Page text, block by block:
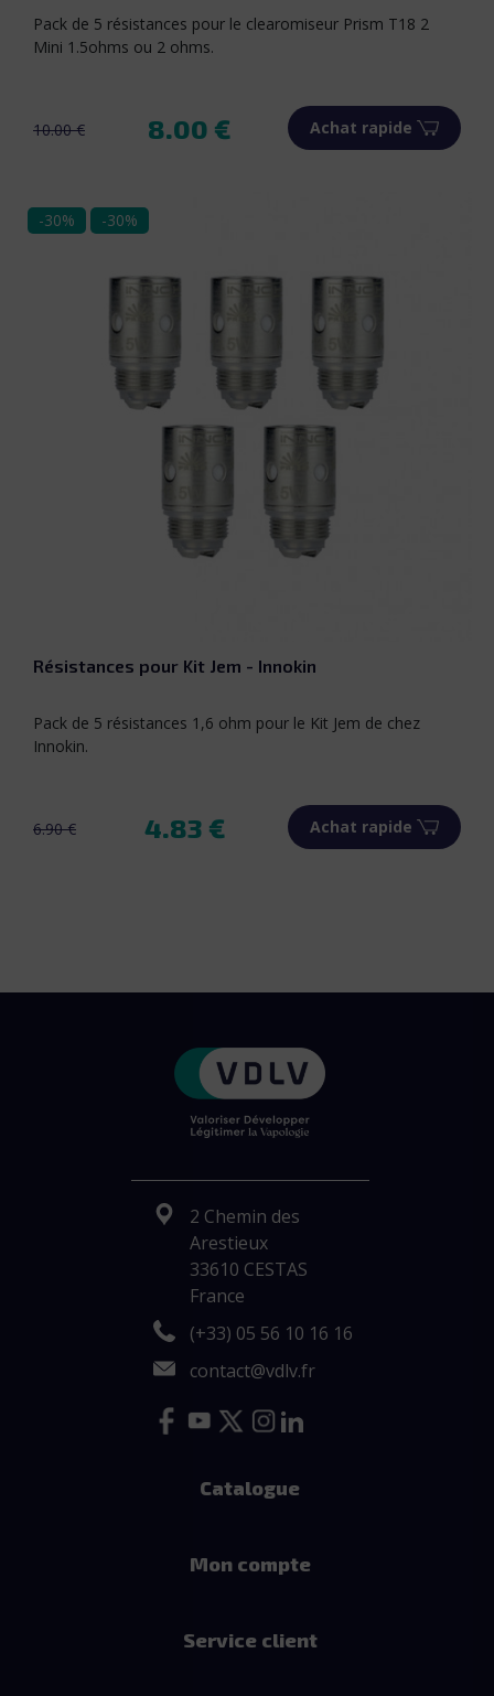
Pack de 5 résistances pour le clearomiseur Prism T18 2
Mini 1.5ohms ou 2 ohms.
Prix de base
10.00 €
Prix 8.00 € Achat rapide
-30% -30%
Résistances pour Kit Jem - Innokin
Pack de 5 résistances 1,6 ohm pour le Kit Jem de chez
Innokin.
Prix de base
6.90 €
Prix 4.83 € Achat rapide
2 Chemin des
Arestieux
33610 CESTAS
France
(+33) 05 56 10 16 16
contact@vdlv.fr
Catalogue
Mon compte
Service client